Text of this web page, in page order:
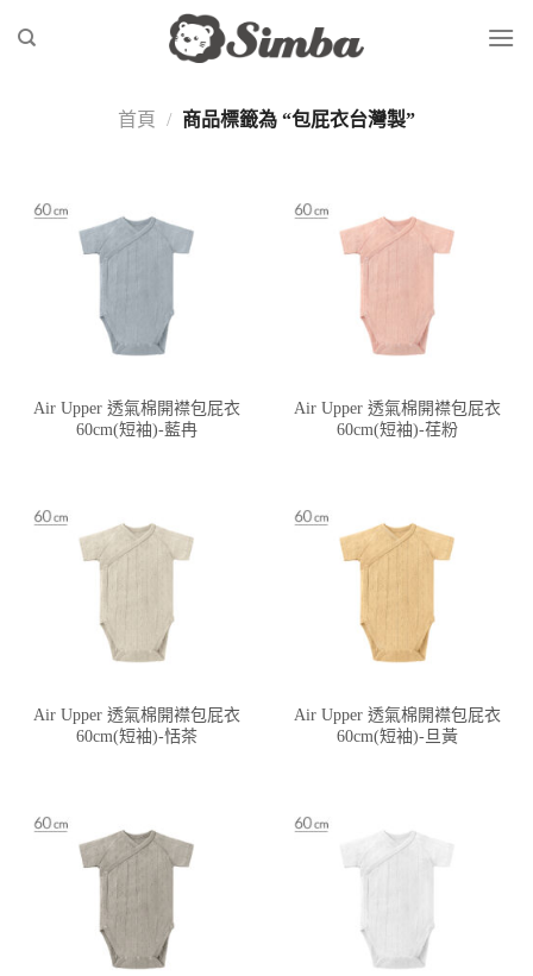
首頁 / 商品標籤為 “包屁衣台灣製”
Air Upper 透氣棉開襟包屁衣
60cm(短袖)-藍冉
Air Upper 透氣棉開襟包屁衣
60cm(短袖)-荏粉
Air Upper 透氣棉開襟包屁衣
60cm(短袖)-恬茶
Air Upper 透氣棉開襟包屁衣
60cm(短袖)-旦黃